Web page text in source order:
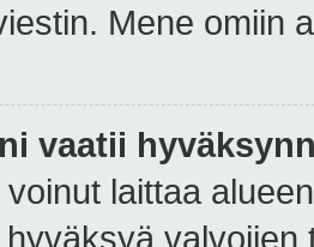
Mene omiin
vaatii
laittaa